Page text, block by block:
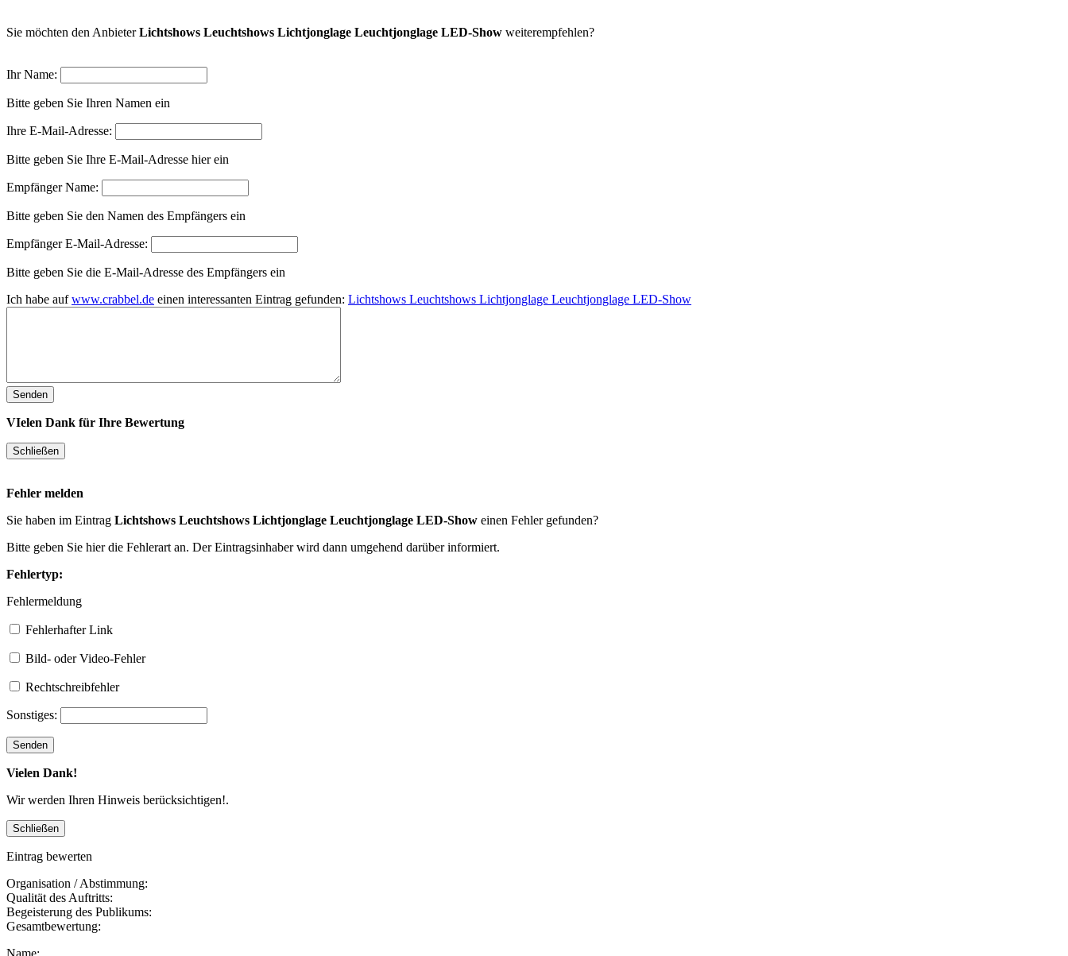
Sie möchten den AnbieterLichtshows Leuchtshows Lichtjonglage Leuchtjonglage LED-Show weiterempfehlen?
Ihr Name:
Bitte geben Sie Ihren Namen ein
Ihre E-Mail-Adresse:
Bitte geben Sie Ihre E-Mail-Adresse hier ein
Empfänger Name:
Bitte geben Sie den Namen des Empfängers ein
Empfänger E-Mail-Adresse:
Bitte geben Sie die E-Mail-Adresse des Empfängers ein
Ich habe aufwww.crabbel.de einen interessanten Eintrag gefunden: Lichtshows Leuchtshows Lichtjonglage Leuchtjonglage LED-Show
VIelen Dank für Ihre Bewertung
Fehler melden
Sie haben im Eintrag Lichtshows Leuchtshows Lichtjonglage Leuchtjonglage LED-Show einen Fehler gefunden?
Bitte geben Sie hier die Fehlerart an. Der Eintragsinhaber wird dann umgehend darüber informiert.
Fehlertyp:
Fehlermeldung
Fehlerhafter Link
Bild- oder Video-Fehler
Rechtschreibfehler
Sonstiges:
Vielen Dank!
Wir werden Ihren Hinweis berücksichtigen!.
Eintrag bewerten
Organisation / Abstimmung:
Qualität des Auftritts:
Begeisterung des Publikums:
Gesamtbewertung:
Name: